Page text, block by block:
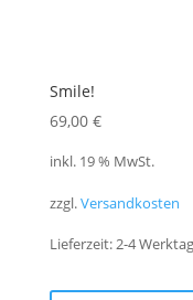
Smile!
69,00 €
inkl. 19 % MwSt.
zzgl.Versandkosten
Lieferzeit:2-4